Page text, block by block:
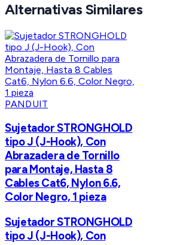
Alternativas Similares
PANDUIT
Sujetador STRONGHOLD
tipo J (J-Hook), Con
Abrazadera de Tornillo
para Montaje, Hasta 8
Cables Cat6, Nylon 6.6,
Color Negro, 1 pieza
Sujetador STRONGHOLD
tipo J (J-Hook), Con